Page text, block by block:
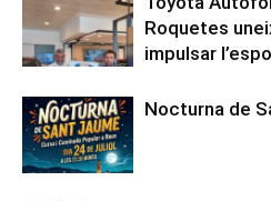
Roquetes
impulsar
Nocturna de